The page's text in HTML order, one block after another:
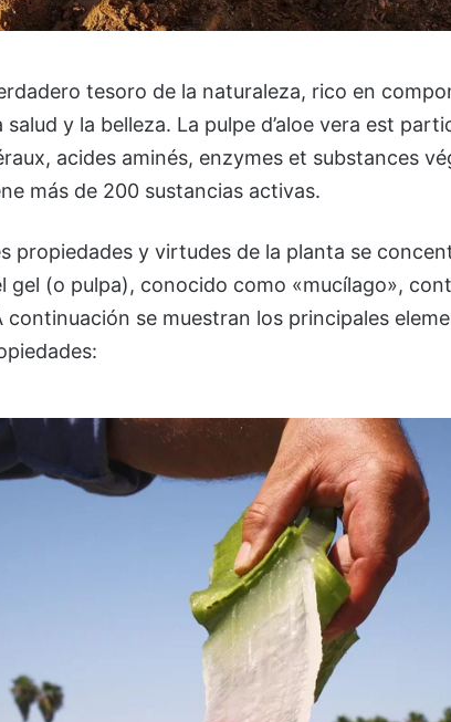
tesoro de la naturaleza, rico en
y la belleza. La pulpe d’aloe vera est
acides aminés, enzymes et substances
más de 200 sustancias activas.
propiedades y virtudes de la planta se
gel (o pulpa), conocido como «mucílago»,
continuación se muestran los principales